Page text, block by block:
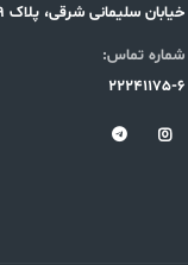
خیابان سلیمانی شرقی، پلاک 19، طبقه سوم
شماره تماس:
22241175-6